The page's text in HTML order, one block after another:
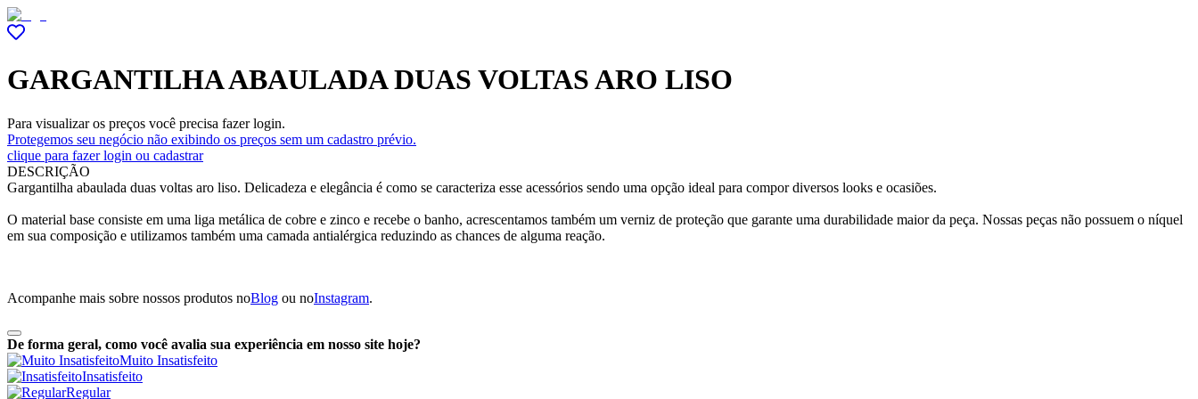
GARGANTILHA ABAULADA DUAS VOLTAS ARO LISO
Para visualizar os preços você precisa fazer login.
Protegemos seu negócio não exibindo os preços sem um cadastro prévio.
clique para fazer login ou cadastrar
DESCRIÇÃO
Gargantilha abaulada duas voltas aro liso. Delicadeza e elegância é como se caracteriza esse acessórios sendo uma opção ideal para compor diversos looks e ocasiões.
O material base consiste em uma liga metálica de cobre e zinco e recebe o banho, acrescentamos também um verniz de proteção que garante uma durabilidade maior da peça. Nossas peças não possuem o níquel
em sua composição e utilizamos também uma camada antialérgica reduzindo as chances de alguma reação.
Acompanhe mais sobre nossos produtos noBlog ou noInstagram.
De forma geral, como você avalia sua experiência em nosso site hoje?
Muito Insatisfeito
Insatisfeito
Regular